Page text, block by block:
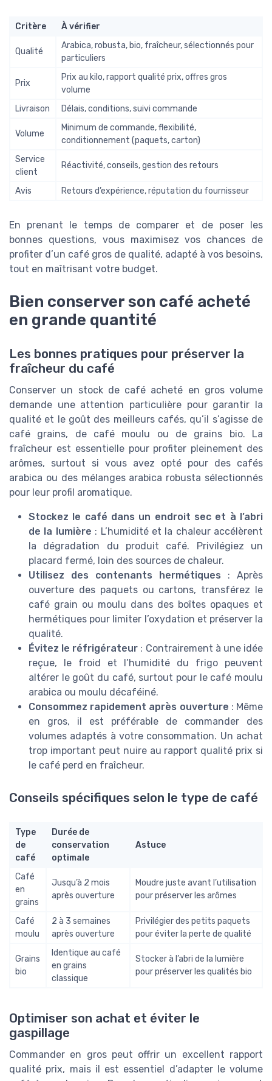
Critère À vérifier
Qualité
Arabica, robusta, bio, fraîcheur, sélectionnés pour
particuliers
Prix
Prix au kilo, rapport qualité prix, offres gros
volume
Livraison
Délais, conditions, suivi commande
Volume
Minimum de commande, flexibilité,
conditionnement (paquets, carton)
Service
client
Réactivité, conseils, gestion des retours
Avis Retours d’expérience, réputation du fournisseur
En prenant le temps de comparer et de poser les
bonnes questions, vous maximisez vos chances de
profiter d’un café gros de qualité, adapté à vos besoins,
tout en maîtrisant votre budget.
Bien conserver son café acheté
en grande quantité
Les bonnes pratiques pour préserver la
fraîcheur du café
Conserver un stock de café acheté en gros volume
demande une attention particulière pour garantir la
qualité et le goût des meilleurs cafés, qu’il s’agisse de
café grains, de café moulu ou de grains bio. La
fraîcheur est essentielle pour profiter pleinement des
arômes, surtout si vous avez opté pour des cafés
arabica ou des mélanges arabica robusta sélectionnés
pour leur profil aromatique.
Stockez le café dans un endroit sec et à l’abri
de la lumière : L’humidité et la chaleur accélèrent
la dégradation du produit café. Privilégiez un
placard fermé, loin des sources de chaleur.
Utilisez des contenants hermétiques : Après
ouverture des paquets ou cartons, transférez le
café grain ou moulu dans des boîtes opaques et
hermétiques pour limiter l’oxydation et préserver la
qualité.
Évitez le réfrigérateur : Contrairement à une idée
reçue, le froid et l’humidité du frigo peuvent
altérer le goût du café, surtout pour le café moulu
arabica ou moulu décaféiné.
Consommez rapidement après ouverture : Même
en gros, il est préférable de commander des
volumes adaptés à votre consommation. Un achat
trop important peut nuire au rapport qualité prix si
le café perd en fraîcheur.
Conseils spécifiques selon le type de café
Type
de
café
Durée de
conservation
optimale
Astuce
Café
en
grains
Jusqu’à 2 mois
après ouverture
Moudre juste avant l’utilisation
pour préserver les arômes
Café
moulu
2 à 3 semaines
après ouverture
Privilégier des petits paquets
pour éviter la perte de qualité
Grains
bio
Identique au café
en grains
classique
Stocker à l’abri de la lumière
pour préserver les qualités bio
Optimiser son achat et éviter le
gaspillage
Commander en gros peut offrir un excellent rapport
qualité prix, mais il est essentiel d’adapter le volume